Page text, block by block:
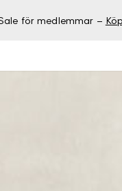
för medlemmar –